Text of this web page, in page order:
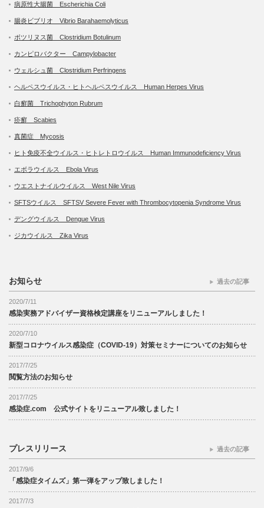
病原性大腸菌 Escherichia Coli
腸炎ビブリオ Vibrio Barahaemolyticus
ボツリヌス菌 Clostridium Botulinum
カンピロバクター Campylobacter
ウェルシュ菌 Clostridium Perfringens
ヘルペスウイルス・ヒトヘルペスウイルス Human Herpes Virus
白癬菌 Trichophyton Rubrum
疥癬 Scabies
真菌症 Mycosis
ヒト免疫不全ウイルス・ヒトレトロウイルス Human Immunodeficiency Virus
エボラウイルス Ebola Virus
ウエストナイルウイルス West Nile Virus
SFTSウイルス SFTSV Severe Fever with Thrombocytopenia Syndrome Virus
デングウイルス Dengue Virus
ジカウイルス Zika Virus
お知らせ
2020/7/11
感染実務アドバイザー資格検定講座をリニューアルしました！
2020/7/10
新型コロナウイルス感染症（COVID-19）対策セミナーについてのお知らせ
2017/7/25
閲覧方法のお知らせ
2017/7/25
感染症.com 公式サイトをリニューアル致しました！
過去の記事
プレスリリース
2017/9/6
「感染症タイムズ」第一弾をアップ致しました！
2017/7/3
過去の記事